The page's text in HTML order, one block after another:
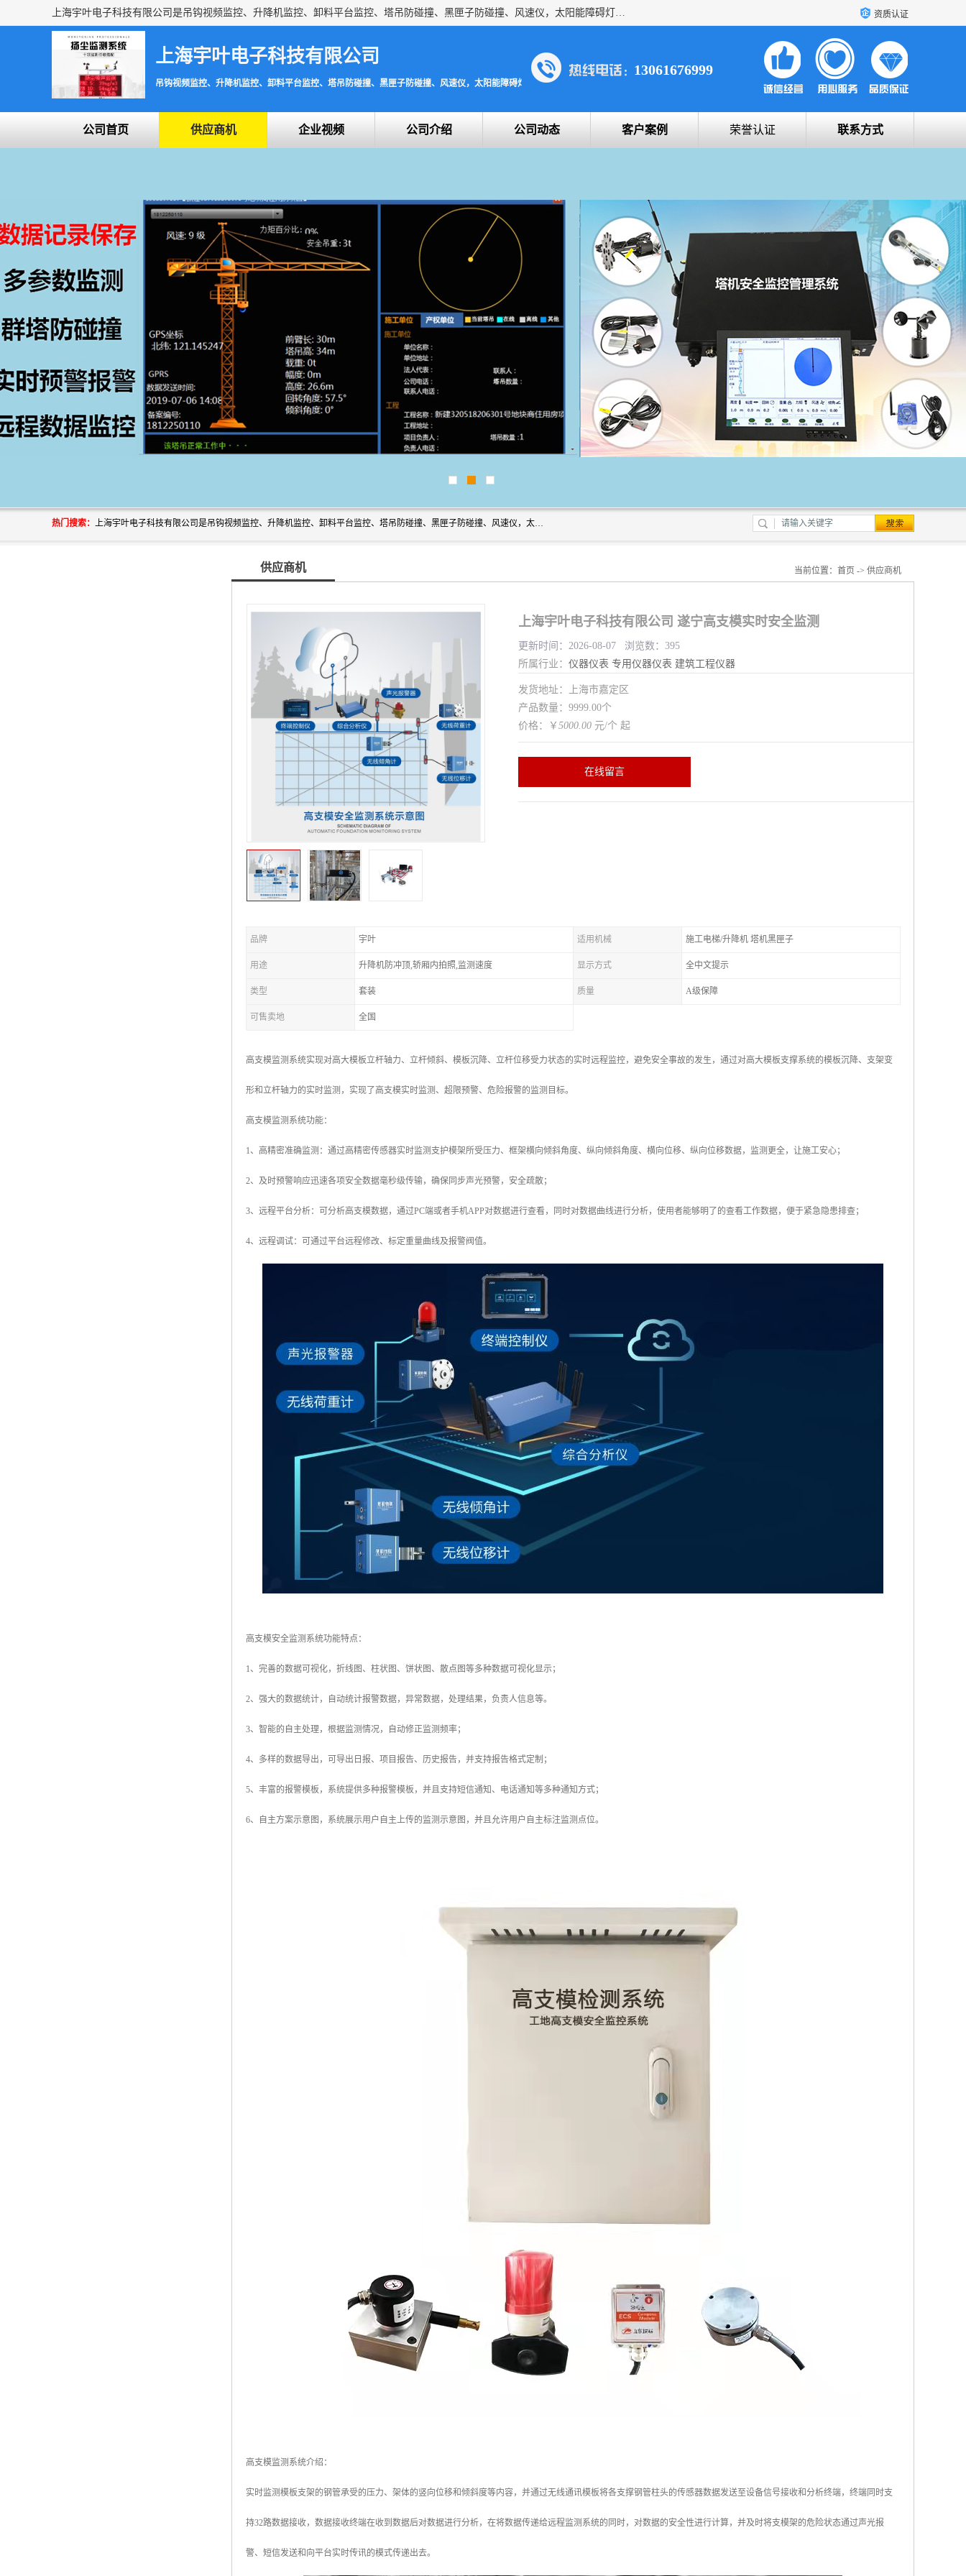
上海宇叶电子科技有限公司是吊钩视频监控、升降机监控、卸料平台监控、塔吊防碰撞、黑匣子防碰撞、风速仪，太阳能障碍灯安全提示灯等一系列升降机的常用配件产品专业研发生产加工的公司，拥有完整、科学的质量管理体系。 资质认证
上海宇叶电子科技有限公司
吊钩视频监控、升降机监控、卸料平台监控、塔吊防碰撞、黑匣子防碰撞、风速仪，太阳能障碍灯安全提示灯
13061676999
公司首页 供应商机 企业视频 公司介绍 公司动态 客户案例 荣誉认证 联系方式
热门搜索： 上海宇叶电子科技有限公司是吊钩视频监控、升降机监控、卸料平台监控、塔吊防碰撞、黑匣子防碰撞、风速仪，太阳能障碍灯安全提示灯等一系列升降机的常用配件产品专业研发生产加工的公司，拥有完整、科学的质量管理体系。
供应商机 当前位置： 首页 -> 供应商机
上海宇叶电子科技有限公司 遂宁高支模实时安全监测
更新时间：2026-08-07 浏览数：395
所属行业： 仪器仪表 专用仪器仪表 建筑工程仪器
发货地址：上海市嘉定区
产品数量：9999.00个
价格：￥ 5000.00 元/个 起
在线留言
品牌 宇叶 适用机械 施工电梯/升降机 塔机黑匣子
用途 升降机防冲顶,轿厢内拍照,监测速度 显示方式 全中文提示
类型 套装 质量 A级保障
可售卖地 全国
高支模监测系统实现对高大模板立杆轴力、立杆倾斜、模板沉降、立杆位移受力状态的实时远程监控，避免安全事故的发生，通过对高大模板支撑系统的模板沉降、支架变
形和立杆轴力的实时监测，实现了高支模实时监测、超限预警、危险报警的监测目标。
高支模监测系统功能：
1、高精密准确监测：通过高精密传感器实时监测支护模架所受压力、框架横向倾斜角度、纵向倾斜角度、横向位移、纵向位移数据，监测更全，让施工安心；
2、及时预警响应迅速各项安全数据毫秒级传输，确保同步声光预警，安全疏散；
3、远程平台分析：可分析高支模数据，通过PC端或者手机APP对数据进行查看，同时对数据曲线进行分析，使用者能够明了的查看工作数据，便于紧急隐患排查；
4、远程调试：可通过平台远程修改、标定重量曲线及报警阀值。
高支模安全监测系统功能特点：
1、完善的数据可视化，折线图、柱状图、饼状图、散点图等多种数据可视化显示；
2、强大的数据统计，自动统计报警数据，异常数据，处理结果，负责人信息等。
3、智能的自主处理，根据监测情况，自动修正监测频率；
4、多样的数据导出，可导出日报、项目报告、历史报告，并支持报告格式定制；
5、丰富的报警模板，系统提供多种报警模板，并且支持短信通知、电话通知等多种通知方式；
6、自主方案示意图，系统展示用户自主上传的监测示意图，并且允许用户自主标注监测点位。
高支模监测系统介绍：
实时监测模板支架的钢管承受的压力、架体的竖向位移和倾斜度等内容，并通过无线通讯模板将各支撑钢管柱头的传感器数据发送至设备信号接收和分析终端，终端同时支
持32路数据接收，数据接收终端在收到数据后对数据进行分析，在将数据传递给远程监测系统的同时，对数据的安全性进行计算，并及时将支模架的危险状态通过声光报
警、短信发送和向平台实时传讯的模式传递出去。